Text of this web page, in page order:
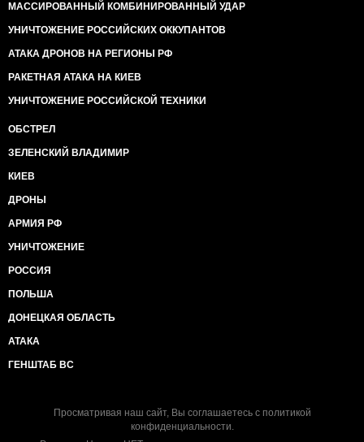
МАССИРОВАННЫЙ КОМБИНИРОВАННЫЙ УДАР
УНИЧТОЖЕНИЕ РОССИЙСКИХ ОККУПАНТОВ
АТАКА ДРОНОВ НА РЕГИОНЫ РФ
РАКЕТНАЯ АТАКА НА КИЕВ
УНИЧТОЖЕНИЕ РОССИЙСКОЙ ТЕХНИКИ
ОБСТРЕЛ
ЗЕЛЕНСКИЙ ВЛАДИМИР
КИЕВ
ДРОНЫ
АРМИЯ РФ
УНИЧТОЖЕНИЕ
РОССИЯ
ПОЛЬША
ДОНЕЦКАЯ ОБЛАСТЬ
АТАКА
ГЕНШТАБ ВС
Просматривая наш сайт, Вы соглашаетесь с политикой
конфиденциальности.